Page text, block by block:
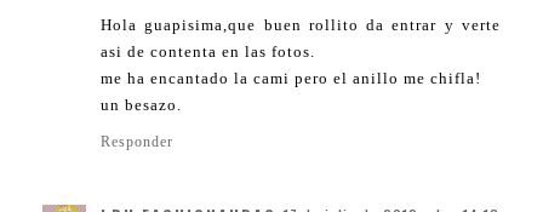
Hola guapisima,que buen rollito da entrar y verte
asi de contenta en las fotos.
me ha encantado la cami pero el anillo me chifla!
un besazo.
Responder